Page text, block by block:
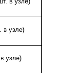
в узле)
узле)